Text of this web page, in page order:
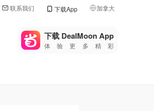
联系我们 下载App 加拿大
🇺🇸
美国
🇨🇳中国
下载 DealMoon App
体验更多精彩